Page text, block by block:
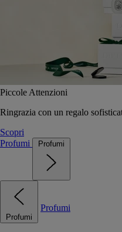
Piccole Attenzioni
Ringrazia con un regalo
Scopri
Profumi
Profumi
Profumi
Profumi